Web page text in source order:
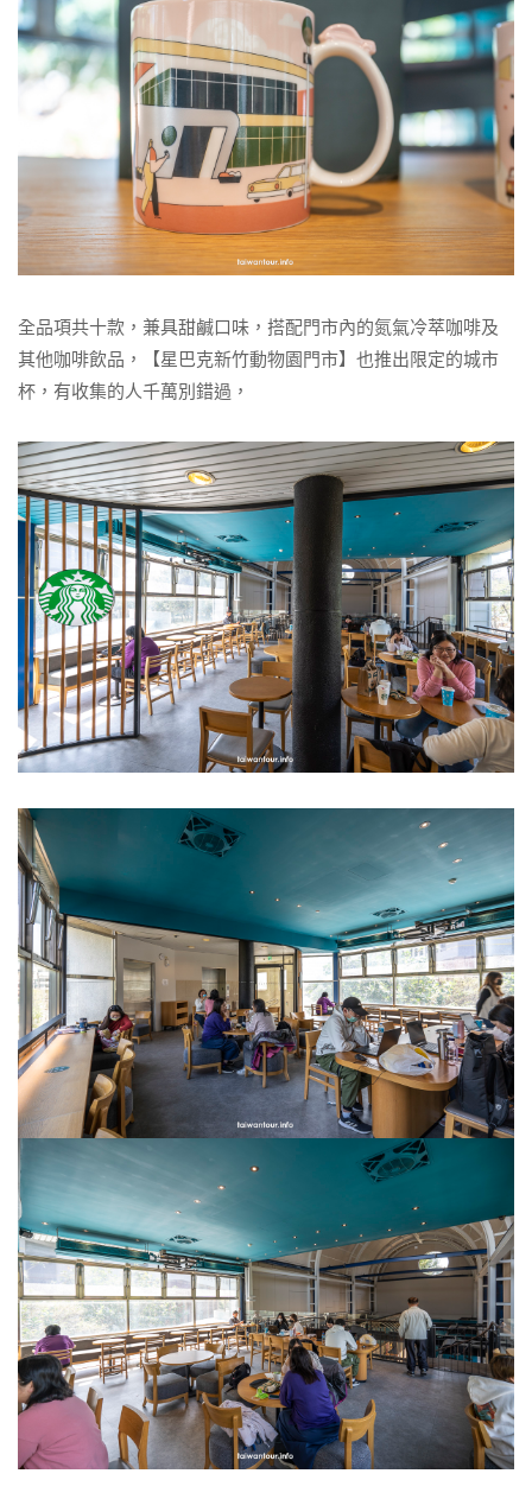
全品項共十款，兼具甜鹹口味，搭配門市內的氮氣冷萃咖啡及
其他咖啡飲品，【星巴克新竹動物園門市】也推出限定的城市
杯，有收集的人千萬別錯過，